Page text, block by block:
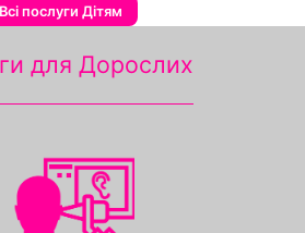
Всі послуги Дітям
для Дорослих